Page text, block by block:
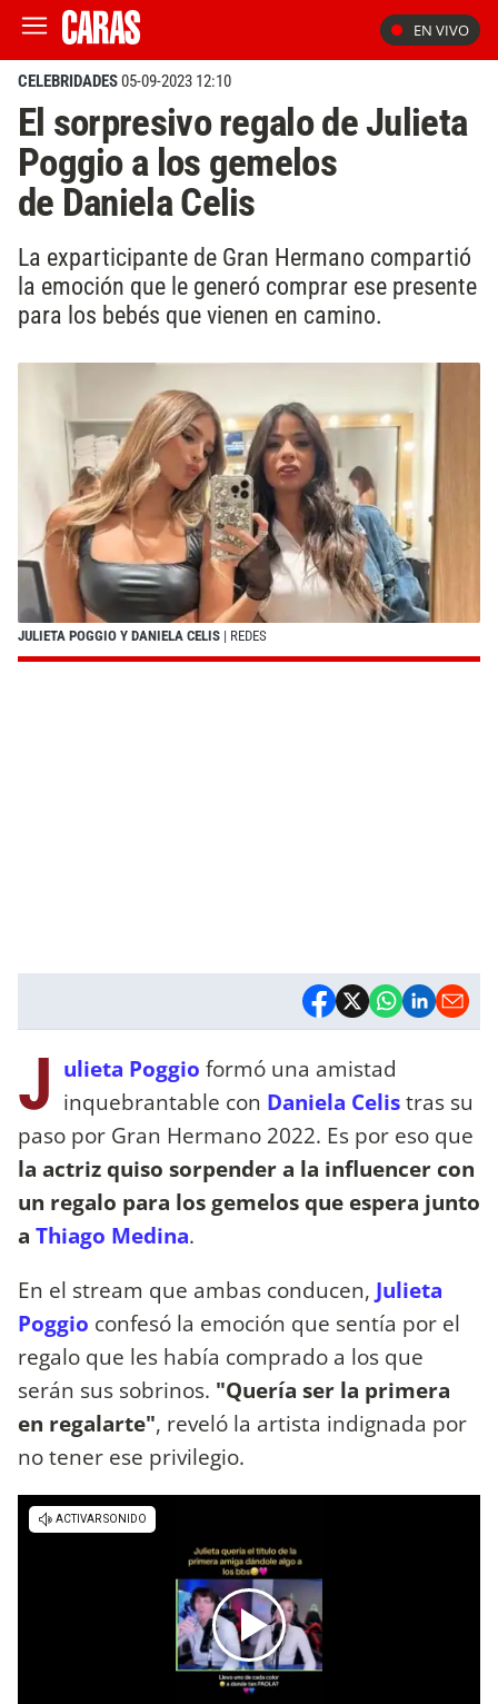
EN VIVO
CELEBRIDADES05-09-2023 12:10
El sorpresivo regalo de Julieta
Poggio a los gemelos
de Daniela Celis
La exparticipante de Gran Hermano compartió
la emoción que le generó comprar ese presente
para los bebés que vienen en camino.
JULIETA POGGIO Y DANIELA CELIS | REDES
J ulieta Poggio formó una amistad
inquebrantable con Daniela Celistras su
paso por Gran Hermano 2022. Es por eso que
la actriz quiso sorpender a la influencer con
un regalo para los gemelos que espera junto
a Thiago Medina.
En el stream que ambas conducen, Julieta
Poggio confesó la emoción que sentía por el
regalo que les había comprado a los que
serán sus sobrinos. "Quería ser la primera
en regalarte", reveló la artista indignada por
no tener ese privilegio.